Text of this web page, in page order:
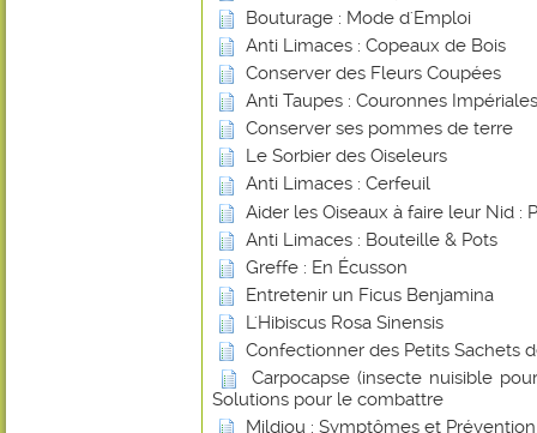
Bouturage : Mode d'Emploi
Anti Limaces : Copeaux de Bois
Conserver des Fleurs Coupées
Anti Taupes : Couronnes Impériales
Conserver ses pommes de terre
Le Sorbier des Oiseleurs
Anti Limaces : Cerfeuil
Aider les Oiseaux à faire leur Nid :
Anti Limaces : Bouteille & Pots
Greffe : En Écusson
Entretenir un Ficus Benjamina
L'Hibiscus Rosa Sinensis
Confectionner des Petits Sachets
Carpocapse (insecte nuisible
Solutions pour le combattre
Mildiou : Symptômes et Prévention